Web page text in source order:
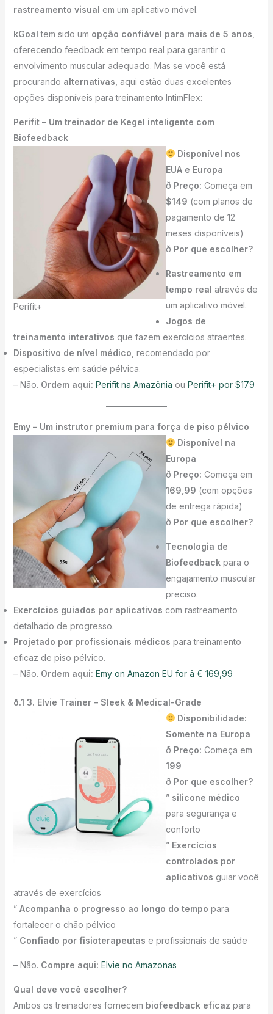
rastreamento visual em um aplicativo móvel.
kGoal tem sido um opção confiável para mais de 5 anos
oferecendo feedback em tempo real para garantir o
envolvimento muscular adequado. Mas se você está
procurando alternativas , aqui estão duas excelentes
opções disponíveis para treinamento IntimFlex:
Perifit – Um treinador de Kegel inteligente com
Biofeedback
Perifit+
Disponível nos
EUA e Europa
ð Preço: Começa em
$149 (com planos de
pagamento de 12
meses disponíveis)
ð Por que escolher?
Rastreamento em
tempo real através de
um aplicativo móvel.
Jogos de
treinamento interativos que fazem exercícios atraentes.
Dispositivo de nível médico , recomendado por
especialistas em saúde pélvica.
– Não. Ordem aqui: Perifit na Amazônia ou Perifit+ por $179
Emy – Um instrutor premium para força de piso pélvico
Disponível na
Europa
ð Preço: Começa em
169,99 (com opções
de entrega rápida)
ð Por que escolher?
Tecnologia de
Biofeedbackpara o
engajamento muscular
preciso.
Exercícios guiados por aplicativos com rastreamento
detalhado de progresso.
Projetado por profissionais médicos para treinamento
eficaz de piso pélvico.
– Não. Ordem aqui: Emy on Amazon EU for â € 169,99
ð.1 3. Elvie Trainer – Sleek & Medical-Grade
Disponibilidade:
Somente na Europa
ð Preço: Começa em
199
ð Por que escolher?
” silicone médico
para segurança e
conforto
” Exercícios
controlados por
aplicativos guiar você
através de exercícios
” Acompanha o progresso ao longo do tempo para
fortalecer o chão pélvico
” Confiado por fisioterapeutas e profissionais de saúde
– Não. Compre aqui: Elvie no Amazonas
Qual deve você escolher?
Ambos os treinadores fornecem biofeedback eficaz para